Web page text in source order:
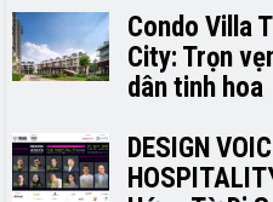
Condo Villa
City: Trọn
dân tinh hoa
DESIGN